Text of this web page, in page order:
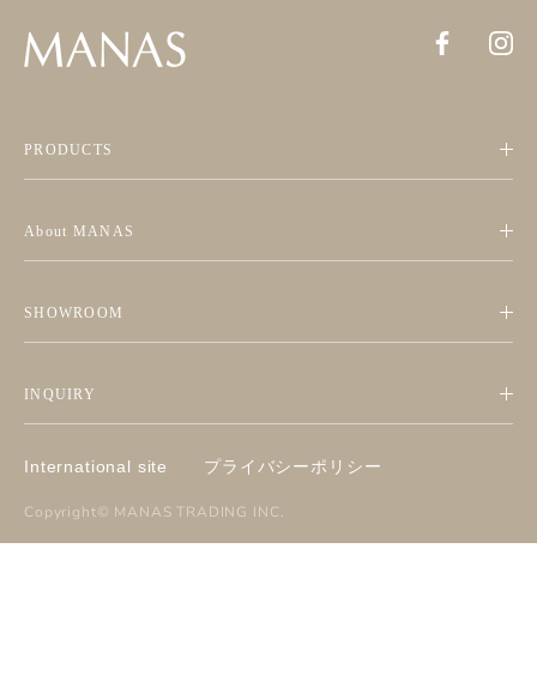
PRODUCTS
About MANAS
SHOWROOM
INQUIRY
International site プライバシーポリシー
Copyright© MANAS TRADING INC.